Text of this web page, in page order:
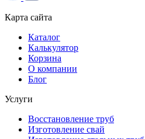
Карта сайта
Каталог
Калькулятор
Корзина
О компании
Блог
Услуги
Восстановление труб
Изготовление свай